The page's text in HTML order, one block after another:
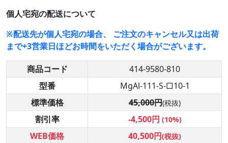
個人宅宛の配送について
※配送先が個人宅宛の場合、 ご注文のキャンセル又は出荷
まで+3営業日ほどお時間をいただく場合がございます。
商品コード
414-9580-810
型番
MgAl-111-S-□10-1
標準価格
45,000円(税抜)
割引率 -4,500円 (10%)
WEB価格 40,500円(税抜)